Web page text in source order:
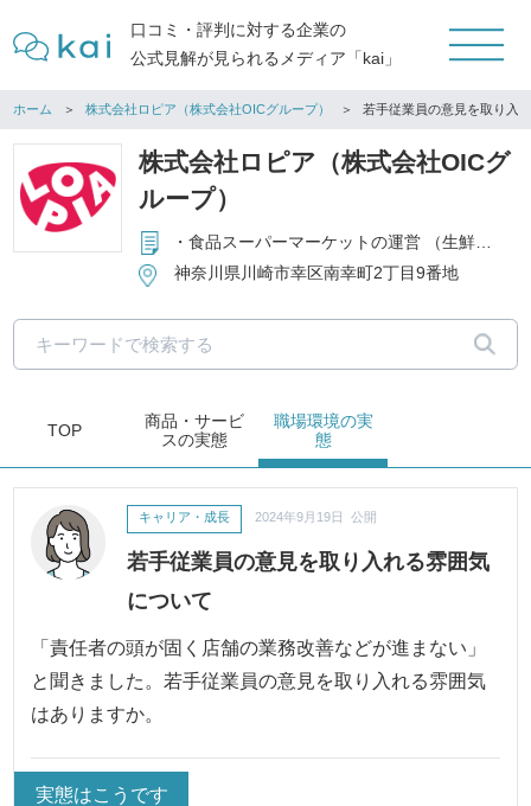
口コミ・評判に対する企業の
公式見解が見られるメディア「kai」
ホーム 株式会社ロピア（株式会社OICグループ） 若手従業員の意見を取り入
株式会社ロピア（株式会社OICグ
ループ）
・食品スーパーマーケットの運営 （生鮮食料品・一般食料品・酒類などの販売） ・食肉専門店の運営 ・手造りハム・ソーセージ等の製造販売 ・食品の輸入貿易
神奈川県川崎市幸区南幸町2丁目9番地
TOP
商品・サービ
スの実態
職場環境の実
態
若手従業員の意見を取り入れる雰囲気
について
キャリア・成長 2024年9月19日 公開
「責任者の頭が固く店舗の業務改善などが進まない」
と聞きました。若手従業員の意見を取り入れる雰囲気
はありますか。
実態はこうです